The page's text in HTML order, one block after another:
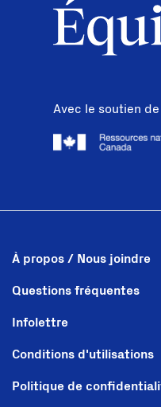
Avec le soutien de
À propos / Nous joindre
Questions fréquentes
Infolettre
Conditions d'utilisations
Politique de